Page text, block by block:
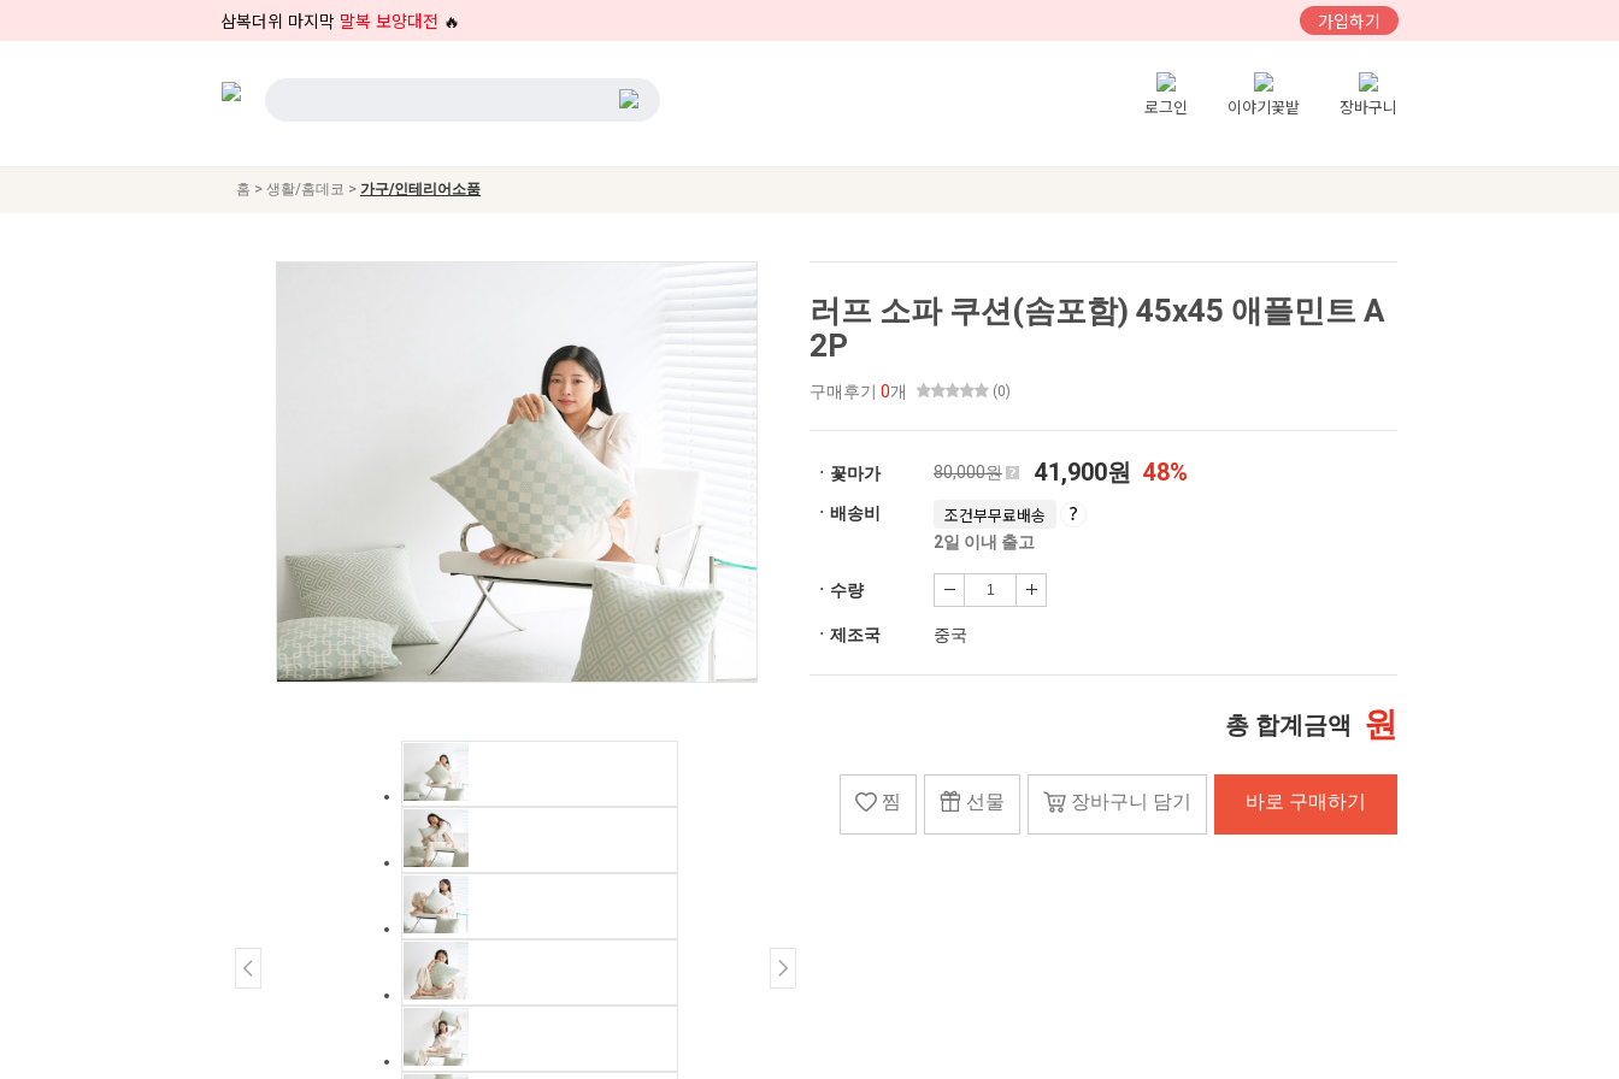
삼복더위 마지막 말복 보양대전 🔥 가입하기
로그인 이야기꽃밭 장바구니
홈 > 생활/홈데코 > 가구/인테리어소품
러프 소파 쿠션(솜포함) 45x45 애플민트 A
2P
구매후기 0개 (0)
ㆍ꽃마가 80,000원 41,900원 48%
ㆍ배송비 조건부무료배송
2일 이내 출고
ㆍ수량
ㆍ제조국 중국
총 합계금액 원
찜 선물 장바구니 담기 바로 구매하기